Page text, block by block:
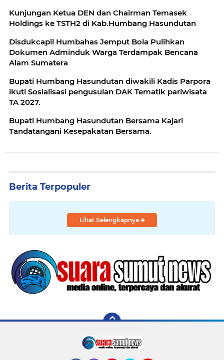
Kunjungan Ketua DEN dan Chairman Temasek
Disdukcapil Humbahas Jemput Bola Pulihkan
Dokumen Adminduk Warga Terdampak Bencana
Alam Sumatera
Bupati Humbang Hasundutan diwakili Kadis Parpora
ikuti Sosialisasi pengusulan DAK Tematik pariwisata
TA 2027.
Bupati Humbang Hasundutan Bersama Kajari
Tandatangani Kesepakatan Bersama.
Berita Terpopuler
Lihat Selengkapnya